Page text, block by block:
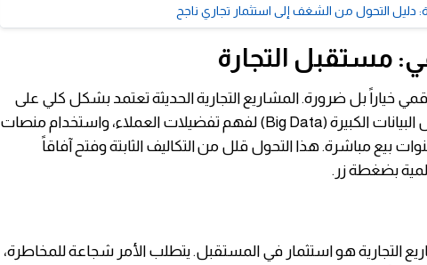
دليل التحول من الشغف إلى استثمار تجاري ناجح
مستقبل التجارة
خياراً بل ضرورة. المشاريع التجارية الحديثة تعتمد بشكل كلي على
التجارة الإلكترونية، تحليل البيانات الكبيرة (Big Data) لفهم تفضيلات العملاء، واستخدام منصات
بيع مباشرة. هذا التحول قلل من التكاليف الثابتة وفتح آفاقاً
بضغطة زر.
التجارية هو استثمار في المستقبل. يتطلب الأمر شجاعة للمخاطرة،